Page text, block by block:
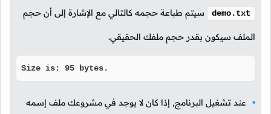
demo.txt سيتم طباعة حجمه كالتالي مع الإشارة إلى أن حجم
الملف سيكون بقدر حجم ملفك الحقيقي.
Size is: 95 bytes.
عند تشغيل البرنامج, إذا كان لا يوجد في مشروعك ملف إسمه